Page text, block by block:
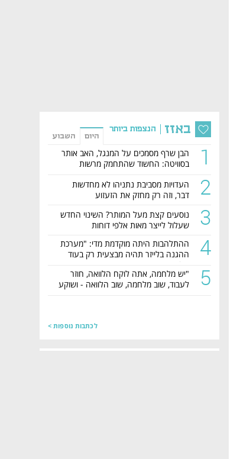
באזז הנצפות ביותר
היום השבוע
1
הבן שרף מסמכים על המנגל, האב אותר
בסוויטה: החשוד שהתחמק מרשות
2
העדויות מסביבת נתניהו לא מחדשות
דבר, וזה רק מחזק את הזעזוע
3
נוסעים קצת מעל המותר? השינוי החדש
שעלול לייצר מאות אלפי דוחות
4
ההתלהבות היתה מוקדמת מדי: "מערכת
ההגנה בלייזר תהיה מבצעית רק בעוד
5
"יש מלחמה, אתה לוקח הלוואה, חוזר
לעבוד, שוב מלחמה, שוב הלוואה - ושוקע
לכתבות נוספות >